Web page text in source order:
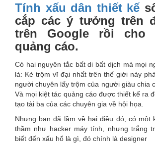
Tính xấu dân thiết kế
cắp các ý tưởng trên
trên Google rồi cho
quảng cáo.
Có hai nguyên tắc bất di bất dịch mà mọi
là: Kẻ trộm vĩ đại nhất trên thế giới này
người chuyên lấy trộm của người giàu chia
Và mọi kiệt tác quảng cáo được thiết kế ra
tạo tài ba của các chuyên gia về hội họa.
Nhưng bạn đã lầm về hai điều đó, có một
thầm như hacker máy tính, nhưng trắng
biết đến xấu hổ là gì, đó chính là designer